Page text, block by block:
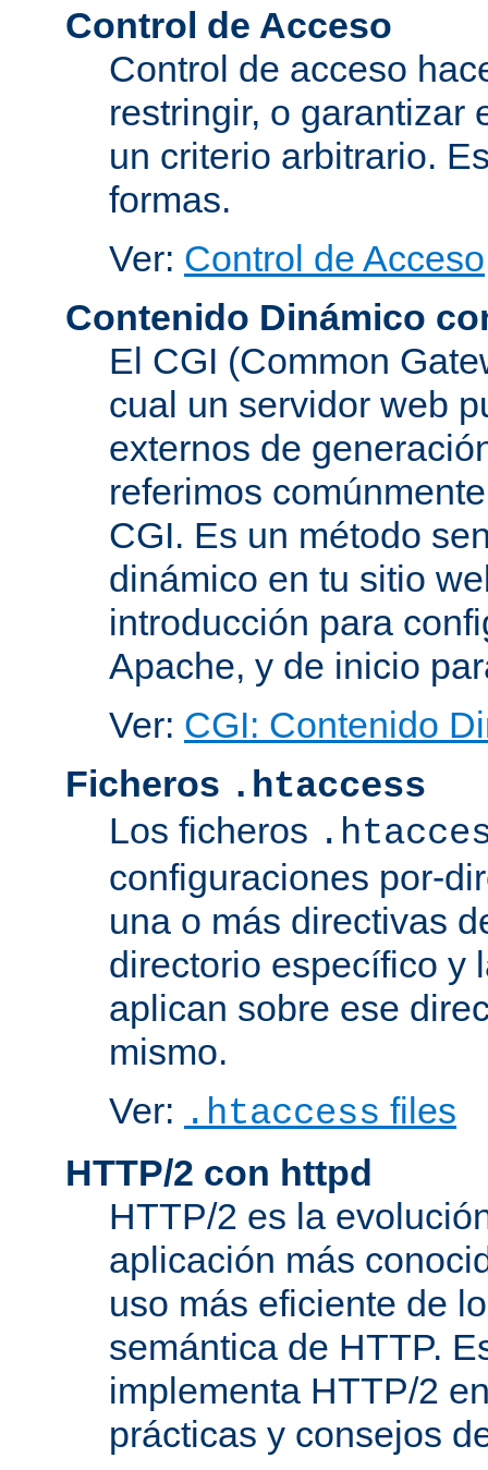
Control de Acceso
Control de acceso
restringir, o garantizar
un criterio arbitrario.
formas.
Ver: Control de Acceso
Contenido Dinámico
El CGI (Common
cual un servidor web
externos de
referimos
CGI. Es un método
dinámico en tu sitio
introducción para
Apache, y de inicio
Ver: CGI: Contenido
Ficheros .htaccess
Los ficheros
configuraciones por-
una o más directivas
directorio específico y
aplican sobre ese
mismo.
Ver: .htaccess files
HTTP/2 con httpd
HTTP/2 es la
aplicación más
uso más eficiente de
semántica de HTTP.
implementa HTTP/2
prácticas y consejos